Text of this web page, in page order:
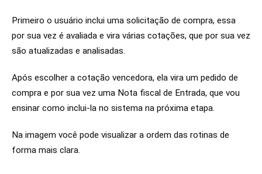
Primeiro o usuário inclui uma solicitação de compra, essa
por sua vez é avaliada e vira várias cotações, que por sua vez
são atualizadas e analisadas.
Após escolher a cotação vencedora, ela vira um pedido de
compra e por sua vez uma Nota fiscal de Entrada, que vou
ensinar como inclui-la no sistema na próxima etapa.
Na imagem você pode visualizar a ordem das rotinas de
forma mais clara.